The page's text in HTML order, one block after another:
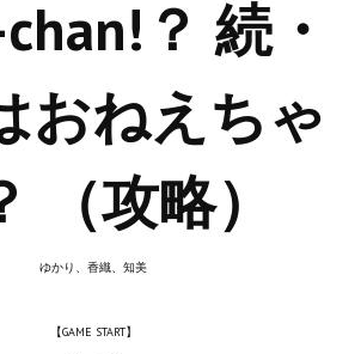
2 (Русские субтитры)
Legendary Mod (Русские субтитры)
？ 続・
おねえちゃ
（攻略）
ゆかり、香織、知美
【GAME START】